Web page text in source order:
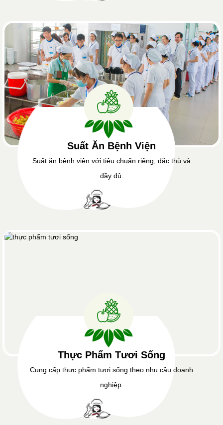
Suất Ăn Bệnh Viện
Suất ăn bệnh viện với tiêu chuẩn riêng, đặc thù và
đầy đủ.
Thực Phẩm Tươi Sống
Cung cấp thực phẩm tươi sống theo nhu cầu doanh
nghiệp.